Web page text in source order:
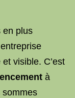
en plus
visible. C’est
à
sommes